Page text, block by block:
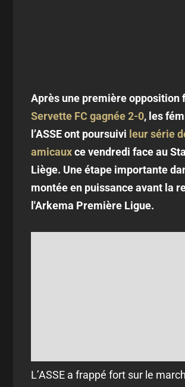
Après une première opposition
Servette FC gagnée 2-0, les
l’ASSE ont poursuivi leur série
amicauxce vendredi face au
Liège. Une étape importante
montée en puissance avant la
l'Arkema Première Ligue.
L’ASSE a frappé fort sur le